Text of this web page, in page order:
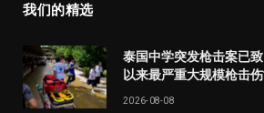
我们的精选
泰国中学突发枪击案已
以来最严重大规模枪击
2026-08-08